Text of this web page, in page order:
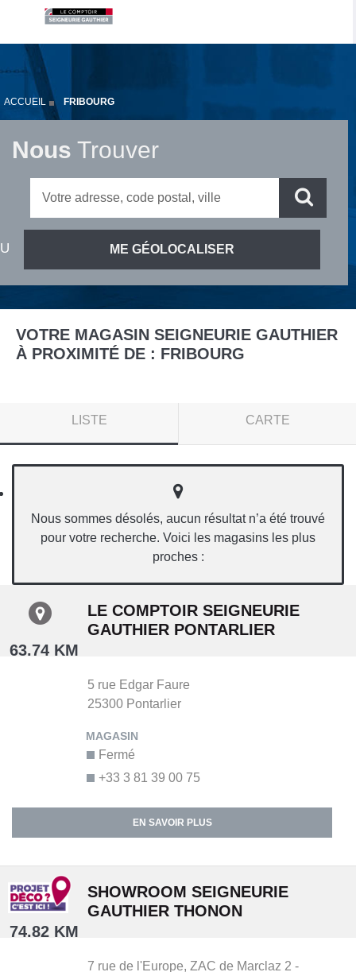
ACCUEIL FRIBOURG
Nous Trouver
VOTRE MAGASIN SEIGNEURIE GAUTHIER
À PROXIMITÉ DE : FRIBOURG
LISTE CARTE
Nous sommes désolés, aucun résultat n’a été trouvé
pour votre recherche. Voici les magasins les plus
proches :
63.74 KM
LE COMPTOIR SEIGNEURIE
GAUTHIER PONTARLIER
5 rue Edgar Faure
25300 Pontarlier
+33 3 81 39 00 75
Fermé
EN SAVOIR PLUS
74.82 KM
SHOWROOM SEIGNEURIE
GAUTHIER THONON
7 rue de l'Europe, ZAC de Marclaz 2 -